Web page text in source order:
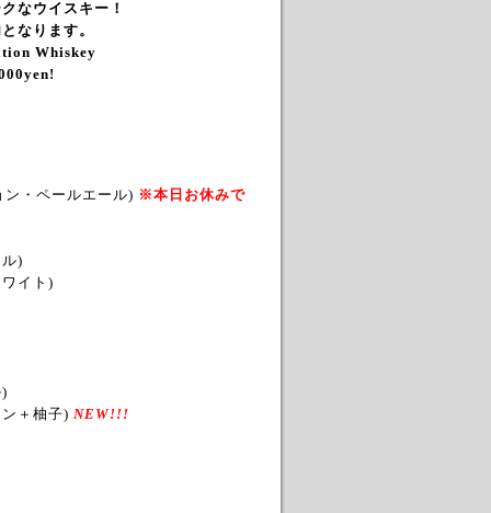
なウイスキー！
なります。
Whiskey
0yen!
・ペールエール) ※本日お休みで
)
イト)
＋柚子) NEW!!!